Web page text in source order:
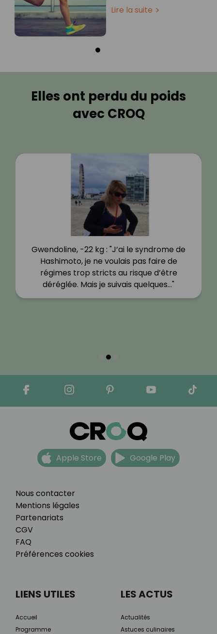
Lire la suite
Elles ont perdu du poids
avec CROQ
Gwendoline, -22 kg : "J’ai le syndrome de
Hashimoto, je ne voulais pas faire de
régimes trop stricts au risque d’être
déréglée. Mais je suivais quelques…"
Nous contacter
Mentions légales
Partenariats
CGV
FAQ
Préférences cookies
Apple Store Google Play
LIENS UTILES
Accueil
Programme
LES ACTUS
Actualités
Astuces culinaires